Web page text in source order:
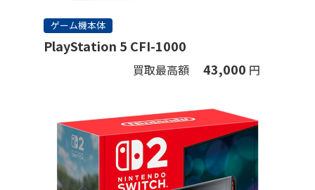
ゲーム機本体
PlayStation 5 CFI-1000
買取最高額 43,000 円